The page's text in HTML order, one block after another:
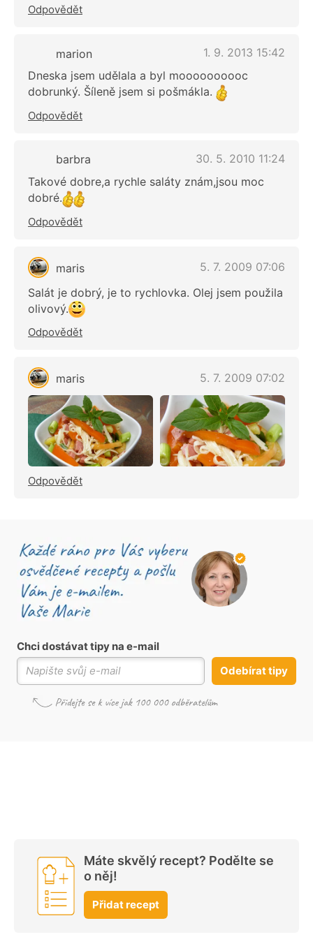
Odpovědět
marion
1. 9. 2013 15:42
Dneska jsem udělala a byl moooooooooc
dobrunký. Šíleně jsem si pošmákla.
Odpovědět
barbra
30. 5. 2010 11:24
Takové dobre,a rychle saláty znám,jsou moc
dobré.
Odpovědět
maris
5. 7. 2009 07:06
Salát je dobrý, je to rychlovka. Olej jsem použila
olivový.
Odpovědět
maris 5. 7. 2009 07:02
Odpovědět
Chci dostávat tipy na e-mail
Odebírat tipy
Máte skvělý recept? Podělte se
o něj!
Přidat recept